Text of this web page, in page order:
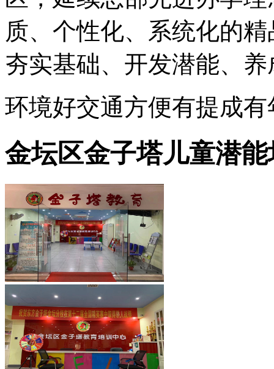
质、个性化、系统化的
夯实基础、开发潜能、
环境好交通方便有提成有
金坛区金子塔儿童潜